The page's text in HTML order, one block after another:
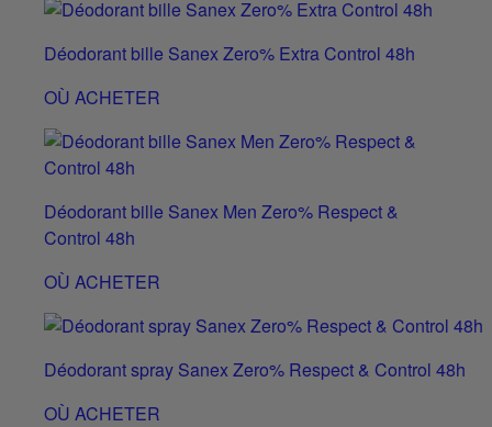
Déodorant bille Sanex Zero% Extra Control 48h
OÙ ACHETER
Déodorant bille Sanex Men Zero% Respect &
Control 48h
OÙ ACHETER
Déodorant spray Sanex Zero% Respect & Control 48h
OÙ ACHETER